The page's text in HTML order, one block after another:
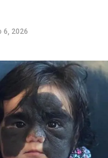
6, 2026